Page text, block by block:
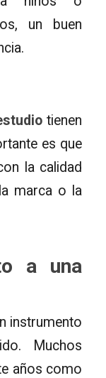
un buen
tienen
es que
la calidad
marca o la
a una
instrumento
Muchos
años como